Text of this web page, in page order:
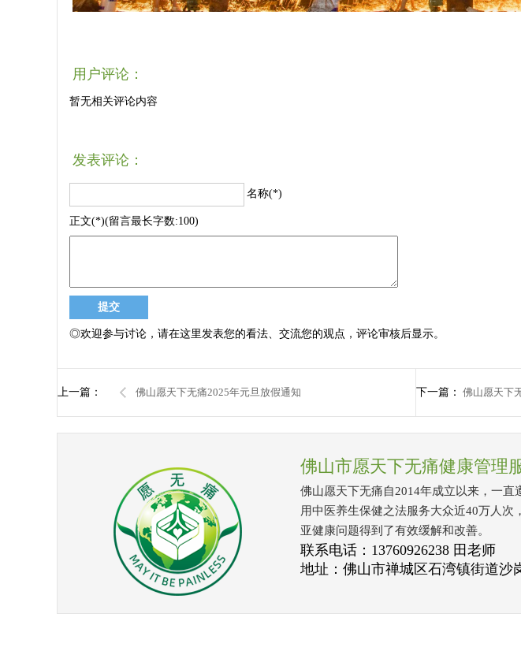
用户评论：
暂无相关评论内容
发表评论：
名称(*)
正文(*)(留言最长字数:100)
◎欢迎参与讨论，请在这里发表您的看法、交流您的观点，评论审核后显示。
上一篇： 佛山愿天下无痛2025年元旦放假通知 下一篇： 佛山愿天下
佛山市愿天下无痛健康管理
佛山愿天下无痛自2014年成立以来，一
用中医养生保健之法服务大众近40万人
亚健康问题得到了有效缓解和改善。
联系电话：13760926238 田老师
地址：佛山市禅城区石湾镇街道沙